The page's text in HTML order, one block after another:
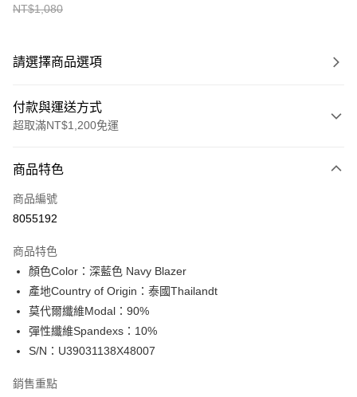
NT$1,080
請選擇商品選項
付款與運送方式
超取滿NT$1,200免運
信用卡一次付款
信用卡分期付款
合作金庫商業銀行
華南商業銀行
上海商業儲蓄銀行
台北富邦商業銀行
國泰世華商業銀行
臺灣中小企業銀行
元大商業銀行
超商取貨付款
LINE Pay
Apple Pay
街口支付
悠遊付
商品特色
商品編號
8055192
商品特色
顏色Color：深藍色 Navy Blazer
產地Country of Origin：泰國Thailandt
莫代爾纖維Modal：90%
彈性纖維Spandexs：10%
S/N：U39031138X48007
銷售重點